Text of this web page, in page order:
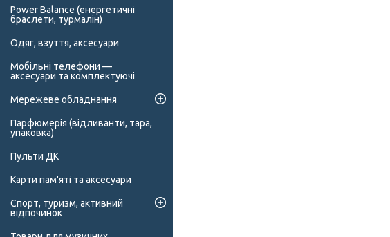
Power Balance (енергетичні
браслети, турмалін)
Одяг, взуття, аксесуари
Мобільні телефони —
аксесуари та комплектуючі
Мережеве обладнання
Парфюмерія (відливанти, тара,
упаковка)
Пульти ДК
Карти пам'яті та аксесуари
Спорт, туризм, активний
відпочинок